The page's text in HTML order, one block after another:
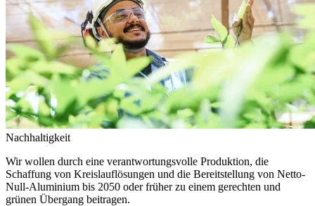
Nachhaltigkeit
Wir wollen durch eine verantwortungsvolle Produktion, die
Schaffung von Kreislauflösungen und die Bereitstellung von Netto-
Null-Aluminium bis 2050 oder früher zu einem gerechten und
grünen Übergang beitragen.